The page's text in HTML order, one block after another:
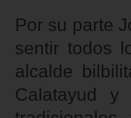
Por su parte
sentir todos
alcalde
Calatayud